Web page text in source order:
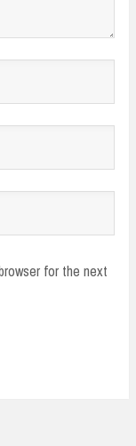
for the next